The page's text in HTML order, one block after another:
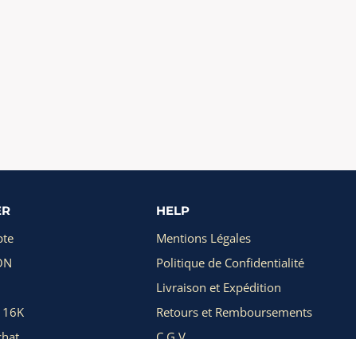
16K
HELP
Mentions Légales
Politique de Confidentialité
Livraison et Expédition
Retours et Remboursements